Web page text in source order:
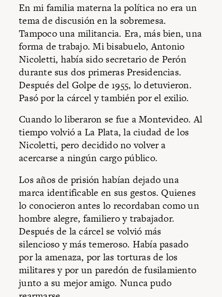
En mi familia materna la política no era un
tema de discusión en la sobremesa.
Tampoco una militancia. Era, más bien, una
forma de trabajo. Mi bisabuelo, Antonio
Nicoletti, había sido secretario de Perón
durante sus dos primeras Presidencias.
Después del Golpe de 1955, lo detuvieron.
Pasó por la cárcel y también por el exilio.
Cuando lo liberaron se fue a Montevideo. Al
tiempo volvió a La Plata, la ciudad de los
Nicoletti, pero decidido no volver a
acercarse a ningún cargo público.
Los años de prisión habían dejado una
marca identificable en sus gestos. Quienes
lo conocieron antes lo recordaban como un
hombre alegre, familiero y trabajador.
Después de la cárcel se volvió más
silencioso y más temeroso. Había pasado
por la amenaza, por las torturas de los
militares y por un paredón de fusilamiento
junto a su mejor amigo. Nunca pudo